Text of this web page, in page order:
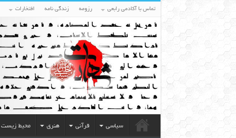
تماس با آکادمی رابعی رزومه زندگی نامه افتخارات
سیاسی قرآنی هنری محیط زیست